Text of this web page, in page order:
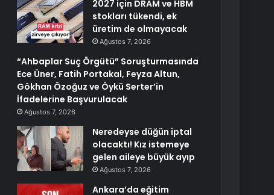
2027 için DRAM ve HBM
stokları tükendi, ek
üretim de olmayacak
Ağustos 7, 2026
“Ahbaplar Suç Örgütü” Soruşturmasında
Ece Üner, Fatih Portakal, Feyza Altun,
Gökhan Özoğuz ve Öykü Serter’in
İfadelerine Başvurulacak
Ağustos 7, 2026
Neredeyse düğün iptal
olacaktı! Kız istemeye
gelen aileye büyük ayıp
Ağustos 7, 2026
Ankara’da eğitim